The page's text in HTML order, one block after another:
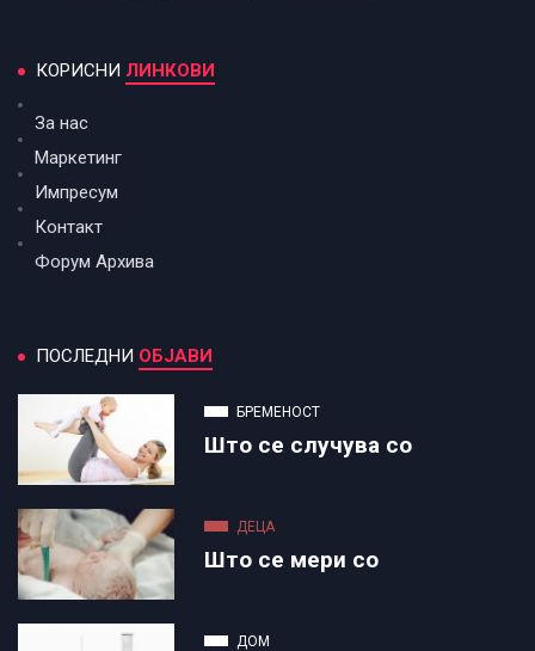
КОРИСНИ ЛИНКОВИ
За нас
Маркетинг
Импресум
Контакт
Форум Архива
ПОСЛЕДНИ ОБЈАВИ
БРЕМЕНОСТ
Што се случува со
ДЕЦА
Што се мери со
ДОМ